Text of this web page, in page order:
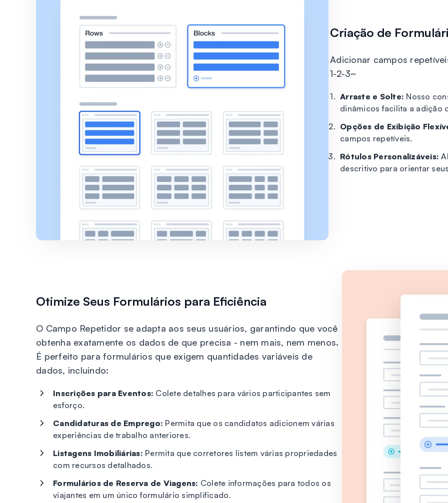
Criação de
Adicionar campos
1-2-3~
Arraste e Solte: Nosso
dinâmicos facilita a adição
Opções de Exibição
campos repetíveis.
Rótulos Personalizáveis:
descritivo para orientar
Otimize Seus Formulários para Eficiência
O Campo Repetidor se adapta aos seus usuários, garantindo que você
obtenha exatamente os dados de que precisa - nem mais, nem menos.
É perfeito para formulários que exigem quantidades variáveis de
dados, incluindo:
Inscrições para Eventos: Colete detalhes para vários participantes sem
esforço.
Candidaturas de Emprego: Permita que os candidatos adicionem várias
experiências de trabalho anteriores.
Listagens Imobiliárias: Permita que corretores listem várias propriedades
com recursos detalhados.
Formulários de Reserva de Viagens: Colete informações para todos os
viajantes em um único formulário simplificado.